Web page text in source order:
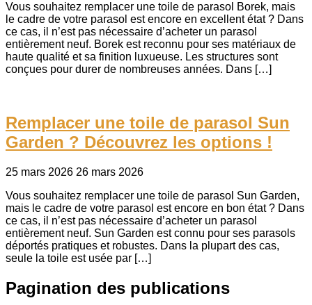
Vous souhaitez remplacer une toile de parasol Borek, mais
le cadre de votre parasol est encore en excellent état ? Dans
ce cas, il n’est pas nécessaire d’acheter un parasol
entièrement neuf. Borek est reconnu pour ses matériaux de
haute qualité et sa finition luxueuse. Les structures sont
conçues pour durer de nombreuses années. Dans […]
Remplacer une toile de parasol Sun
Garden ? Découvrez les options !
25 mars 2026 26 mars 2026
Vous souhaitez remplacer une toile de parasol Sun Garden,
mais le cadre de votre parasol est encore en bon état ? Dans
ce cas, il n’est pas nécessaire d’acheter un parasol
entièrement neuf. Sun Garden est connu pour ses parasols
déportés pratiques et robustes. Dans la plupart des cas,
seule la toile est usée par […]
Pagination des publications